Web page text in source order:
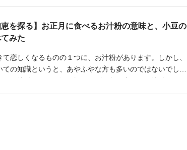
うに幅広い料理に使っておいしいので、ぜひ一度は食べて
恵を探る】お正月に食べるお汁粉の意味と、小豆の
みた
て恋しくなるものの１つに、お汁粉があります。しかし、
ての知識というと、あやふやな方も多いのではないでしょ
も調べてみました。